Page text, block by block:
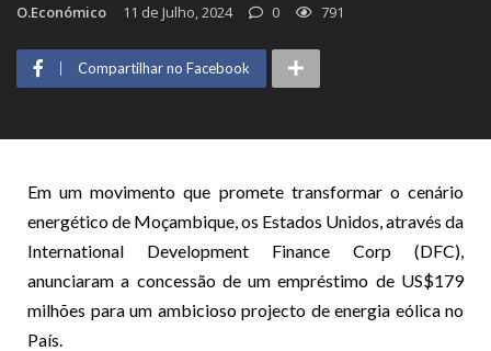
O.Económico 11 de Julho, 2024 0 791
Compartilhar no Facebook
Em um movimento que promete transformar o cenário
energético de Moçambique, os Estados Unidos, através da
International Development Finance Corp (DFC),
anunciaram a concessão de um empréstimo de US$179
milhões para um ambicioso projecto de energia eólica no
País.